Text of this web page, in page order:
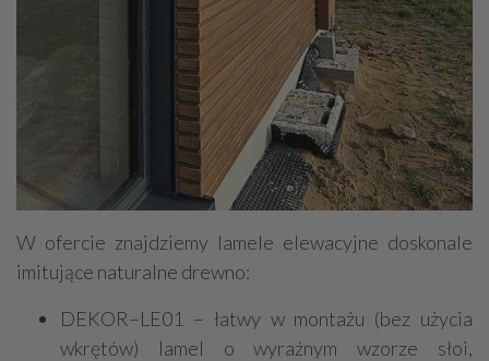
W ofercie znajdziemy lamele elewacyjne doskonale
imitujące naturalne drewno:
DEKOR–LE01 – łatwy w montażu (bez użycia
wkrętów) lamel o wyraźnym wzorze słoi,